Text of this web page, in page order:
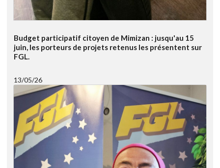
Budget participatif citoyen de Mimizan : jusqu'au 15
juin, les porteurs de projets retenus les présentent sur
FGL.
13/05/26